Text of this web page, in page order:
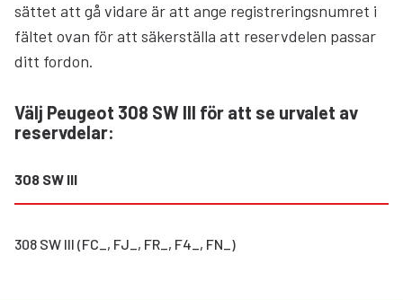
sättet att gå vidare är att ange registreringsnumret i
fältet ovan för att säkerställa att reservdelen passar
ditt fordon.
Välj Peugeot 308 SW III för att se urvalet av
reservdelar:
308 SW III
308 SW III (FC_, FJ_, FR_, F4_, FN_)